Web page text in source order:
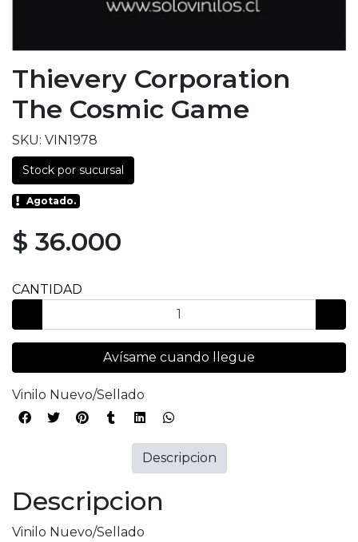
Thievery Corporation
The Cosmic Game
SKU: VIN1978
Stock por sucursal
Agotado.
$ 36.000
CANTIDAD
Avísame cuando llegue
Vinilo Nuevo/Sellado
Descripcion
Vinilo Nuevo/Sellado
Descripcion